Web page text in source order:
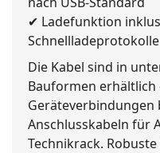
✔ Ladefunktion
Schnellladeprotokolle
Die Kabel sind in
Bauformen erhältlich
Geräteverbindungen
Anschlusskabeln für
Technikrack.